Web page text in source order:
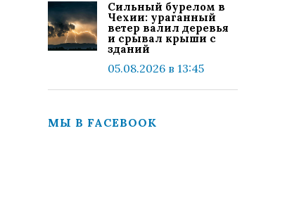
Сильный бурелом в
Чехии: ураганный
ветер валил деревья
и срывал крыши с
зданий
05.08.2026 в 13:45
МЫ В FACEBOOK